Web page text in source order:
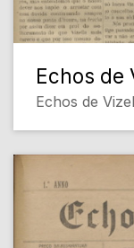
Echos de
Echos de